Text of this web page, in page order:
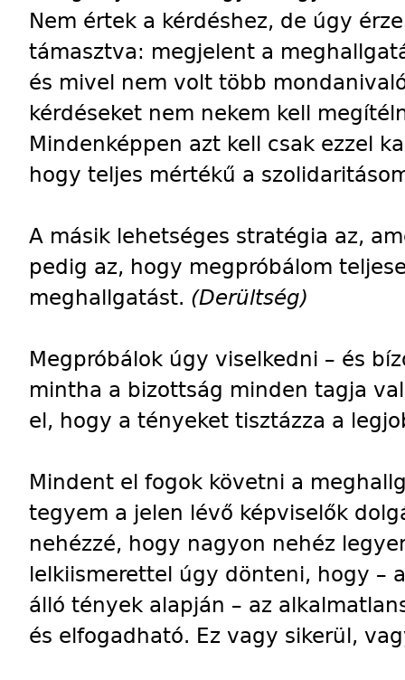
Nem értek a kérdéshez, de úgy
támasztva: megjelent a
és mivel nem volt több
kérdéseket nem nekem kell
Mindenképpen azt kell csak ezzel
hogy teljes mértékű a
A másik lehetséges stratégia az,
pedig az, hogy megpróbálom
meghallgatást. (Derültség)
Megpróbálok úgy viselkedni – és
mintha a bizottság minden tagja
el, hogy a tényeket tisztázza a
Mindent el fogok követni a
tegyem a jelen lévő képviselők
nehézzé, hogy nagyon nehéz
lelkiismerettel úgy dönteni, hogy –
álló tények alapján – az
és elfogadható. Ez vagy sikerül,